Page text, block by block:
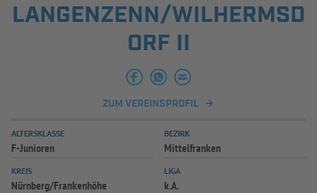
LANGENZENN/WILHERMSD
ORF II
ZUM VEREINSPROFIL
ALTERSKLASSE
F-Junioren
BEZIRK
Mittelfranken
KREIS
Nürnberg/Frankenhöhe
LIGA
k.A.